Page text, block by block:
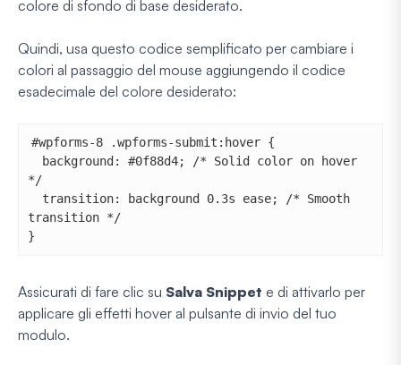
colore di sfondo di base desiderato.
Quindi, usa questo codice semplificato per cambiare i
colori al passaggio del mouse aggiungendo il codice
esadecimale del colore desiderato:
#wpforms-8 .wpforms-submit:hover {
*/
transition */
}
Assicurati di fare clic su Salva Snippet e di attivarlo per
applicare gli effetti hover al pulsante di invio del tuo
modulo.